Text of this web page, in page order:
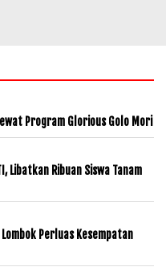
Program Glorious Golo Mori
Libatkan Ribuan Siswa Tanam
Perluas Kesempatan